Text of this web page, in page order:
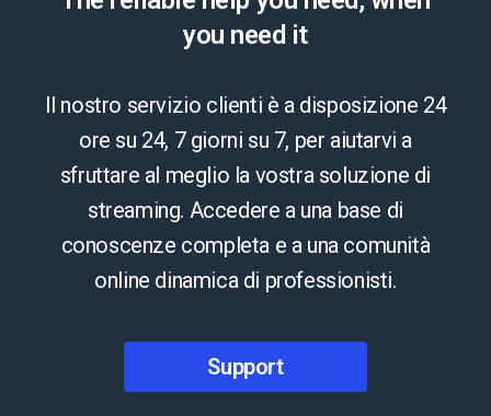
you need it
Il nostro servizio clienti è a disposizione 24
ore su 24, 7 giorni su 7, per aiutarvi a
sfruttare al meglio la vostra soluzione di
streaming. Accedere a una base di
conoscenze completa e a una comunità
online dinamica di professionisti.
Support